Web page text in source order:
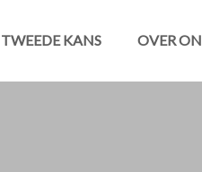
TWEEDE KANS OVER